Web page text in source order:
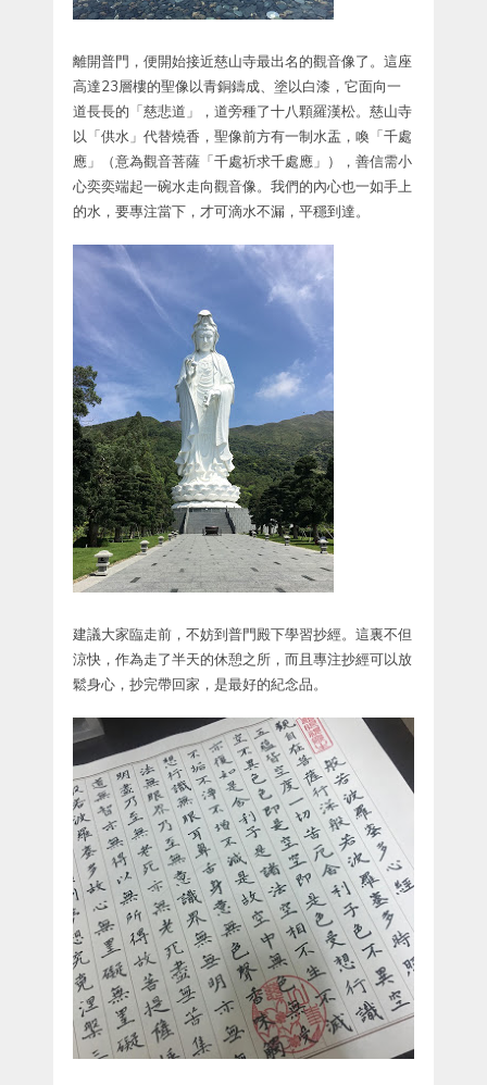
離開普門，便開始接近慈山寺最出名的觀音像了。這座
高達23層樓的聖像以青銅鑄成、塗以白漆，它面向一
道長長的「慈悲道」，道旁種了十八顆羅漢松。慈山寺
以「供水」代替燒香，聖像前方有一制水盂，喚「千處
應」（意為觀音菩薩「千處祈求千處應」），善信需小
心奕奕端起一碗水走向觀音像。我們的內心也一如手上
的水，要專注當下，才可滴水不漏，平穩到達。
建議大家臨走前，不妨到普門殿下學習抄經。這裏不但
涼快，作為走了半天的休憩之所，而且專注抄經可以放
鬆身心，抄完帶回家，是最好的紀念品。